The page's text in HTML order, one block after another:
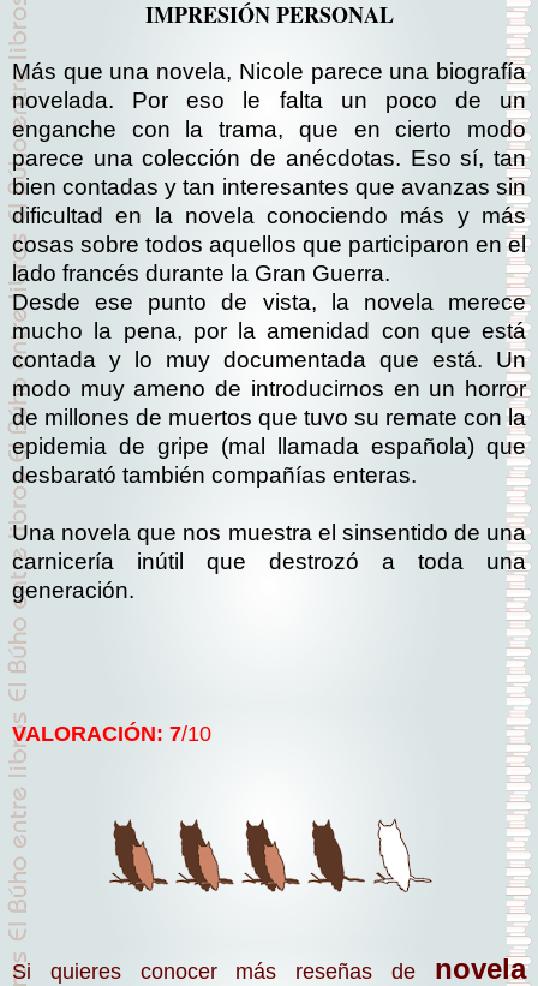
IMPRESIÓN PERSONAL
Más que una novela, Nicole parece una biografía
novelada. Por eso le falta un poco de un
enganche con la trama, que en cierto modo
parece una colección de anécdotas. Eso sí, tan
bien contadas y tan interesantes que avanzas sin
dificultad en la novela conociendo más y más
cosas sobre todos aquellos que participaron en el
lado francés durante la Gran Guerra.
Desde ese punto de vista, la novela merece
mucho la pena, por la amenidad con que está
contada y lo muy documentada que está. Un
modo muy ameno de introducirnos en un horror
de millones de muertos que tuvo su remate con la
epidemia de gripe (mal llamada española) que
desbarató también compañías enteras.
Una novela que nos muestra el sinsentido de una
carnicería inútil que destrozó a toda una
generación.
VALORACIÓN: 7/10
Si quieres conocer más reseñas de novela